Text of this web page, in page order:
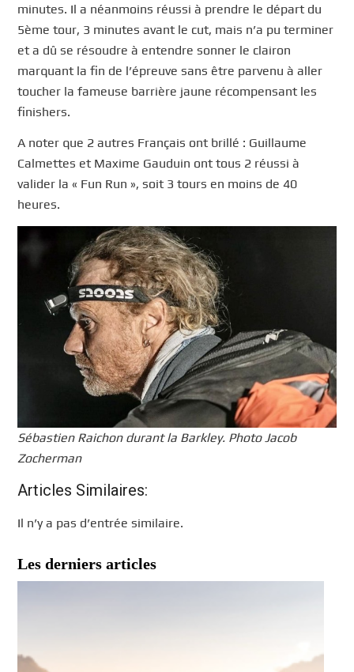
minutes. Il a néanmoins réussi à prendre le départ du
5ème tour, 3 minutes avant le cut, mais n’a pu terminer
et a dû se résoudre à entendre sonner le clairon
marquant la fin de l’épreuve sans être parvenu à aller
toucher la fameuse barrière jaune récompensant les
finishers.
A noter que 2 autres Français ont brillé : Guillaume
Calmettes et Maxime Gauduin ont tous 2 réussi à
valider la « Fun Run », soit 3 tours en moins de 40
heures.
Sébastien Raichon durant la Barkley. Photo Jacob
Zocherman
Articles Similaires:
Il n’y a pas d’entrée similaire.
Les derniers articles